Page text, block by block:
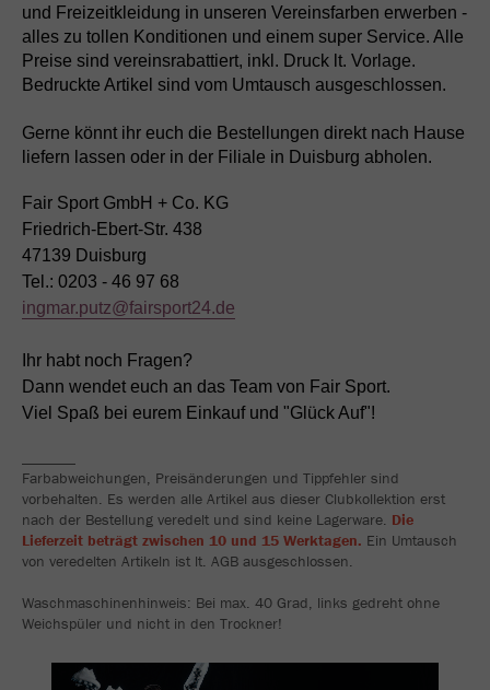
und Freizeitkleidung in unseren Vereinsfarben erwerben -
alles zu tollen Konditionen und einem super Service. Alle
Preise sind vereinsrabattiert, inkl. Druck lt. Vorlage.
Bedruckte Artikel sind vom Umtausch ausgeschlossen.
Gerne könnt ihr euch die Bestellungen direkt nach Hause
liefern lassen oder in der Filiale in Duisburg abholen.
Fair Sport GmbH + Co. KG
Friedrich-Ebert-Str. 438
47139 Duisburg
Tel.: 0203 - 46 97 68
ingmar.putz@fairsport24.de
Ihr habt noch Fragen?
Dann wendet euch an das Team von Fair Sport.
Viel Spaß bei eurem Einkauf und "Glück Auf"!
Farbabweichungen, Preisänderungen und Tippfehler sind
vorbehalten. Es werden alle Artikel aus dieser Clubkollektion erst
nach der Bestellung veredelt und sind keine Lagerware. Die
Lieferzeit beträgt zwischen 10 und 15 Werktagen. Ein Umtausch
von veredelten Artikeln ist lt. AGB ausgeschlossen.
Waschmaschinenhinweis: Bei max. 40 Grad, links gedreht ohne
Weichspüler und nicht in den Trockner!